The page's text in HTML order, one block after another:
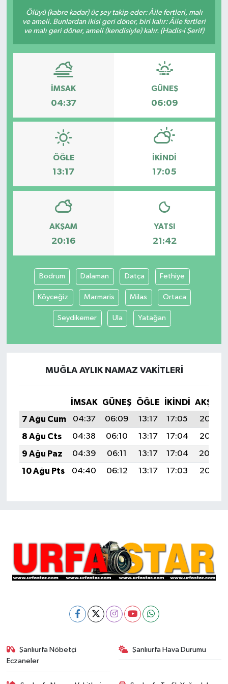
Ölüyü (kabre kadar) üç şey takip eder: Âile fertleri, malı
ve ameli. Bunlardan ikisi geri döner, biri kalır: Âile fertleri
ve malı geri döner, ameli (kendisiyle) kalır. (Hadis-i Şerif)
İMSAK
04:37
GÜNEŞ
06:09
ÖĞLE
13:17
İKINDI
17:05
AKŞAM
20:16
YATSI
21:42
Bodrum Dalaman Datça Fethiye
Köyceğiz Marmaris Milas Ortaca
Seydikemer Ula Yatağan
MUĞLA AYLIK NAMAZ VAKITLERI
İMSAK GÜNEŞ ÖĞLE İKINDI
AKŞAM
7 Ağu Cum
04:37 06:09 13:17 17:05
20:16
8 Ağu Cts
04:38 06:10 13:17 17:04
20:15
9 Ağu Paz
04:39 06:11 13:17 17:04
20:14
10 Ağu Pts
04:40 06:12 13:17 17:03 20:13
Şanlıurfa Nöbetçi
Eczaneler
Şanlıurfa Hava Durumu